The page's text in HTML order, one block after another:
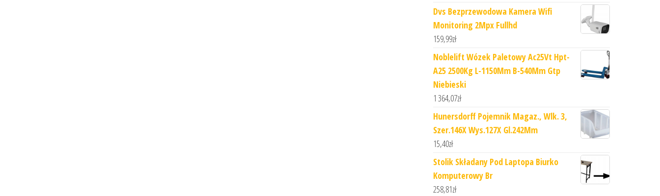
Dvs Bezprzewodowa Kamera Wifi
Monitoring 2Mpx Fullhd
159,99zł
Noblelift Wózek Paletowy Ac25Vt Hpt-
A25 2500Kg L-1150Mm B-540Mm Gtp
Niebieski
1 364,07zł
Hunersdorff Pojemnik Magaz., Wlk. 3,
Szer.146X Wys.127X Gl.242Mm
15,40zł
Stolik Składany Pod Laptopa Biurko
Komputerowy Br
258,81zł